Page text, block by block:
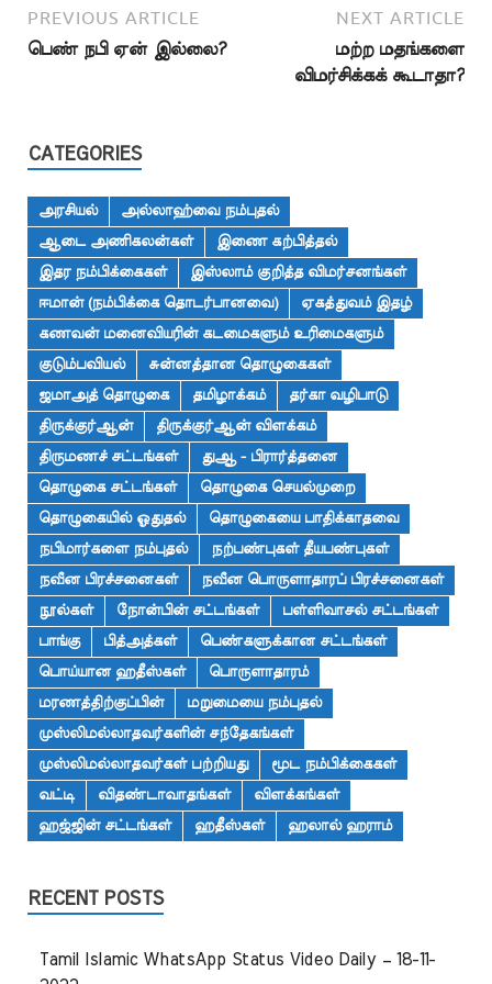
PREVIOUS ARTICLE
பெண் நபி ஏன் இல்லை?
NEXT ARTICLE
மற்ற மதங்களை
விமர்சிக்கக் கூடாதா?
CATEGORIES
அரசியல்
அல்லாஹ்வை நம்புதல்
ஆடை அணிகலன்கள்
இணை கற்பித்தல்
இதர நம்பிக்கைகள்
இஸ்லாம் குறித்த விமர்சனங்கள்
ஈமான் (நம்பிக்கை தொடர்பானவை)
ஏகத்துவம் இதழ்
கணவன் மனைவியரின் கடமைகளும் உரிமைகளும்
குடும்பவியல்
சுன்னத்தான தொழுகைகள்
ஜமாஅத் தொழுகை
தமிழாக்கம்
தர்கா வழிபாடு
திருக்குர்ஆன்
திருக்குர்ஆன் விளக்கம்
திருமணச் சட்டங்கள்
துஆ - பிரார்த்தனை
தொழுகை சட்டங்கள்
தொழுகை செயல்முறை
தொழுகையில் ஓதுதல்
தொழுகையை பாதிக்காதவை
நபிமார்களை நம்புதல்
நற்பண்புகள் தீயபண்புகள்
நவீன பிரச்சனைகள்
நவீன பொருளாதாரப் பிரச்சனைகள்
நூல்கள்
நோன்பின் சட்டங்கள்
பள்ளிவாசல் சட்டங்கள்
பாங்கு
பித்அத்கள்
பெண்களுக்கான சட்டங்கள்
பொய்யான ஹதீஸ்கள்
பொருளாதாரம்
மரணத்திற்குப்பின்
மறுமையை நம்புதல்
முஸ்லிமல்லாதவர்களின் சந்தேகங்கள்
முஸ்லிமல்லாதவர்கள் பற்றியது
மூட நம்பிக்கைகள்
வட்டி
விதண்டாவாதங்கள்
விளக்கங்கள்
ஹஜ்ஜின் சட்டங்கள்
ஹதீஸ்கள் ஹலால் ஹராம்
RECENT POSTS
Tamil Islamic WhatsApp Status Video Daily – 18-11-